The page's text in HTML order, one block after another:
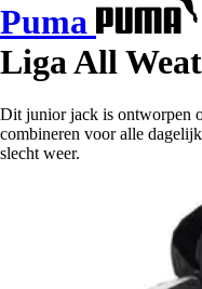
Puma
Liga All
Dit junior jack is ontworpen
combineren voor alle
slecht weer.